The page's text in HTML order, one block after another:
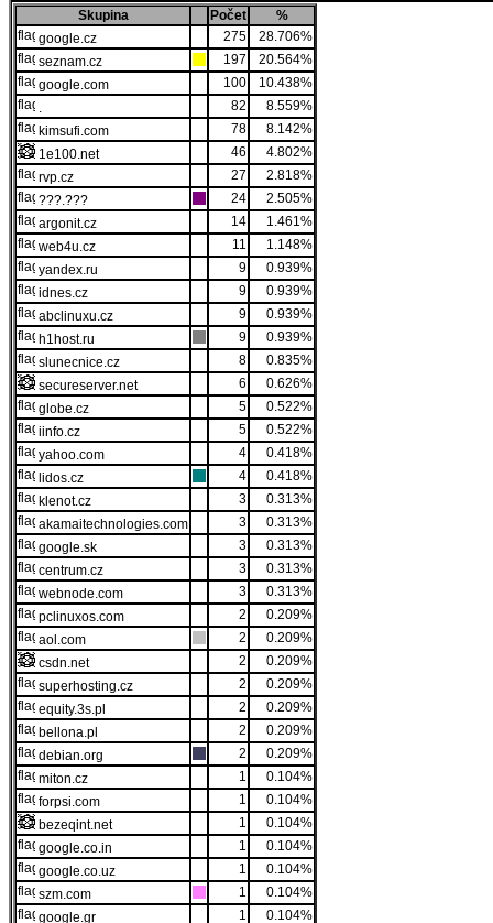
Skupina
Počet
%
google.cz
275
28.706%
seznam.cz
197
20.564%
google.com
100
10.438%
.
82
8.559%
kimsufi.com
78
8.142%
1e100.net
46
4.802%
rvp.cz
27
2.818%
???.???
24
2.505%
argonit.cz
14
1.461%
web4u.cz
11
1.148%
yandex.ru
9
0.939%
idnes.cz
9
0.939%
abclinuxu.cz
9
0.939%
h1host.ru
9
0.939%
slunecnice.cz
8
0.835%
secureserver.net
6
0.626%
globe.cz
5
0.522%
iinfo.cz
5
0.522%
yahoo.com
4
0.418%
lidos.cz
4
0.418%
klenot.cz
3
0.313%
akamaitechnologies.com
3
0.313%
google.sk
3
0.313%
centrum.cz
3
0.313%
webnode.com
3
0.313%
pclinuxos.com
2
0.209%
aol.com
2
0.209%
csdn.net
2
0.209%
superhosting.cz
2
0.209%
equity.3s.pl
2
0.209%
bellona.pl
2
0.209%
debian.org
2
0.209%
miton.cz
1
0.104%
forpsi.com
1
0.104%
bezeqint.net
1
0.104%
google.co.in
1
0.104%
google.co.uz
1
0.104%
szm.com
1
0.104%
google.gr
1 0.104%